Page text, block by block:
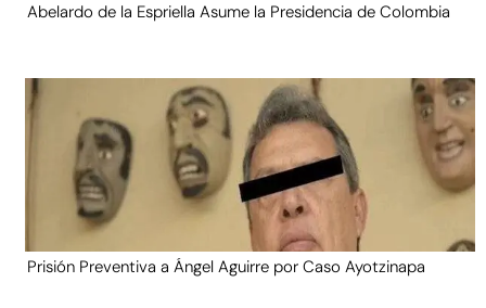
Abelardo de la Espriella Asume la Presidencia de Colombia
Prisión Preventiva a Ángel Aguirre por Caso Ayotzinapa